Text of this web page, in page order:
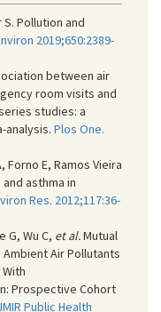
S. Pollution and
2019;650:2389-
between air
room visits and
studies: a
analysis. Plos One.
Forno E, Ramos Vieira
asthma in
Res. 2012;117:36-
G, Wu C, et al.Mutual
Air Pollutants
Prospective Cohort
Public Health